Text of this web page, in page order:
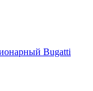
Bugatti